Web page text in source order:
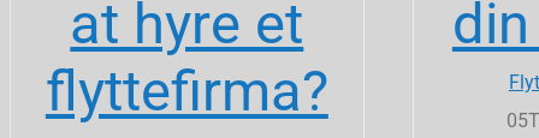
at hyre et
flyttefirma?